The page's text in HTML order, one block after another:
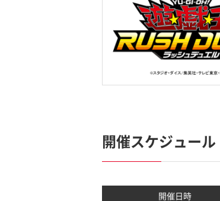
開催スケジュール
開催日時